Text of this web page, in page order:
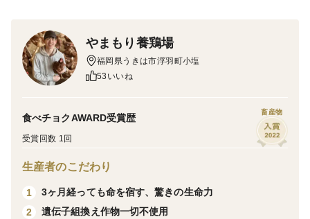
この鶏肉の魅力をどうやったら伝わるかに２年費やしま
した。
やっと発表することが出来ます！
やまもりたまごのいいとこどり。はっきり言って万人受
調理方法を少し工夫するだけで、今までに味わったこと
のない 黄金のあま～い脂に驚くこと間違いありませ
やまもり養鶏場
福岡県うきは市浮羽町小塩
53いいね
食べチョクAWARD受賞歴
受賞回数 1回
畜産物
生産者のこだわり
1
3ヶ月経っても命を宿す、驚きの生命力
2
遺伝子組換え作物一切不使用